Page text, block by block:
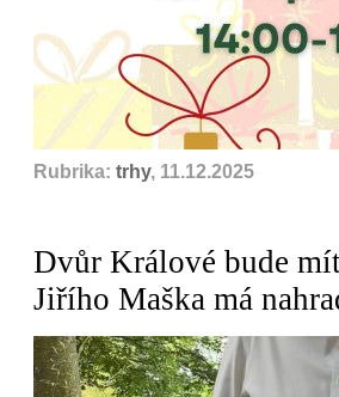
Rubrika: trhy, 11.12.2025
Dvůr Králové bude
Jiřího Maška má